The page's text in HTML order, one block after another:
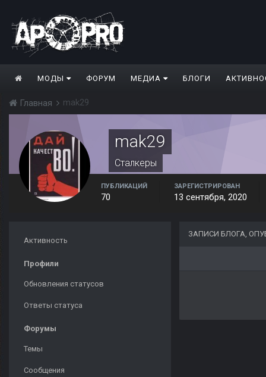
МОДЫ ФОРУМ МЕДИА БЛОГИ
Главная mak29
mak29
Сталкеры
ПУБЛИКАЦИЙ
70
ЗАРЕГИСТРИРОВАН
13 сентября, 2020
Активность
Профили
Обновления статусов
Ответы статуса
Форумы
Темы
Сообщения
ЗАПИСИ БЛОГА,